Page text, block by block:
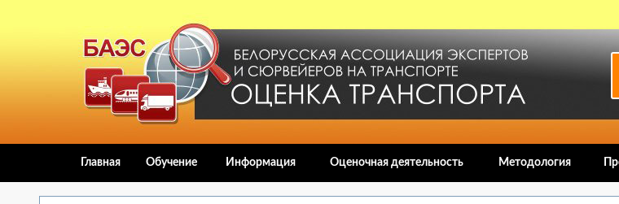
Главная Обучение Информация Оценочная деятельность Методология